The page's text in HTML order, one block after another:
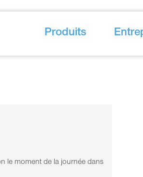
Produits
le moment de la journée dans